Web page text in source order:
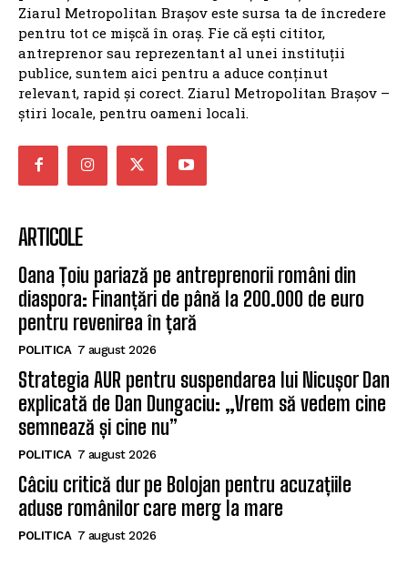
Ziarul Metropolitan Brașov este sursa ta de încredere
pentru tot ce mișcă în oraș. Fie că ești cititor,
antreprenor sau reprezentant al unei instituții
publice, suntem aici pentru a aduce conținut
relevant, rapid și corect. Ziarul Metropolitan Brașov –
știri locale, pentru oameni locali.
ARTICOLE
Oana Țoiu pariază pe antreprenorii români din
diaspora: Finanțări de până la 200.000 de euro
pentru revenirea în țară
POLITICA 7 august 2026
Strategia AUR pentru suspendarea lui Nicușor Dan
explicată de Dan Dungaciu: „Vrem să vedem cine
semnează și cine nu”
POLITICA 7 august 2026
Câciu critică dur pe Bolojan pentru acuzațiile
aduse românilor care merg la mare
POLITICA 7 august 2026